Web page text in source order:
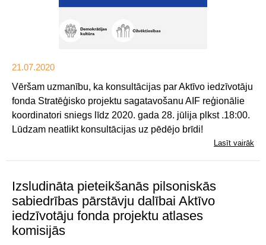
21.07.2020
Vēršam uzmanību, ka konsultācijas par Aktīvo iedzīvotāju
fonda Stratēģisko projektu sagatavošanu AIF reģionālie
koordinatori sniegs līdz 2020. gada 28. jūlija plkst .18:00.
Lūdzam neatlikt konsultācijas uz pēdējo brīdi!
Lasīt vairāk
Izsludināta pieteikšanās pilsoniskās
sabiedrības pārstāvju dalībai Aktīvo
iedzīvotāju fonda projektu atlases
komisijās